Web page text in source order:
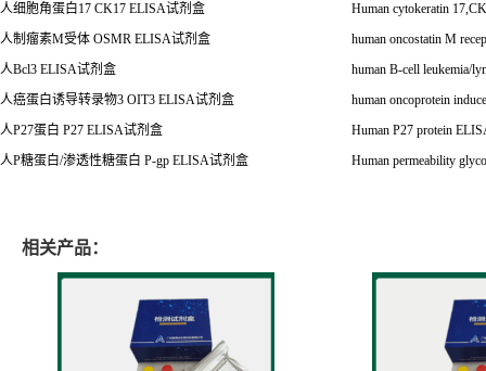
人细胞角蛋白 17 CK17 ELISA试剂盒
Human cytokeratin
人制瘤素M受体 OSMR ELISA试剂盒
human oncostatin M
人Bcl3 ELISA试剂盒
human B-cell leukemia/
人癌蛋白诱导转录物3 OIT3 ELISA试剂盒
human oncoprotein
人P27蛋白 P27 ELISA试剂盒
Human P27 protein
人P糖蛋白/渗透性糖蛋白 P-gp ELISA试剂盒 Human permeability
相关产品：